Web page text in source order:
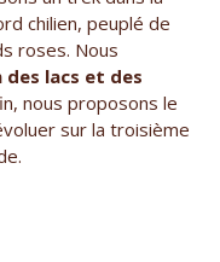
chilien, peuplé de
roses. Nous
des lacs et des
nous proposons le
sur la troisième